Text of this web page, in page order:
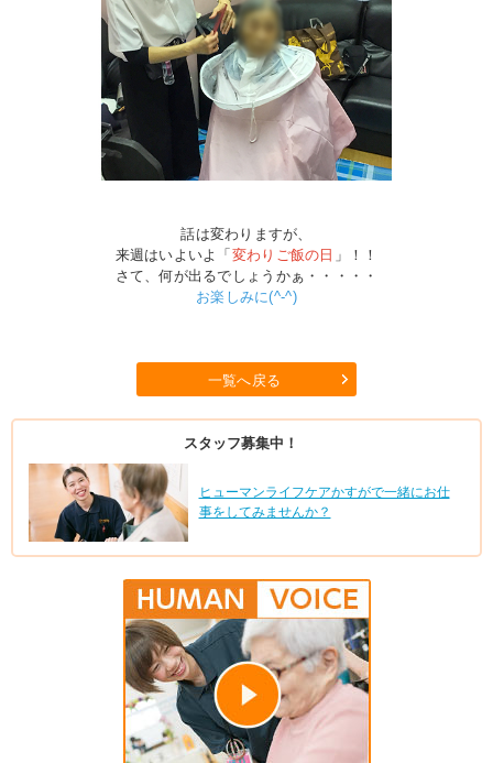
話は変わりますが、
来週はいよいよ「 変わりご飯の日 」！！
さて、何が出るでしょうかぁ・・・・・
お楽しみに(^-^)
一覧へ戻る
スタッフ募集中！
ヒューマンライフケアかすがで一緒にお仕
事をしてみませんか？